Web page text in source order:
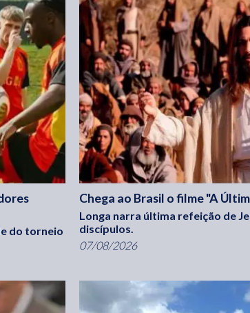
do torneio
Chega ao Brasil o filme "A
Longa narra última refeição de
discípulos.
07/08/2026